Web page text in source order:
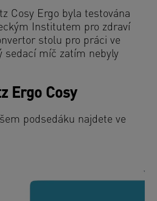
Cosy Ergo byla testována
Institutem pro zdraví
stolu pro práci ve
sedací míč zatím nebyly
Ergo Cosy
podsedáku najdete ve